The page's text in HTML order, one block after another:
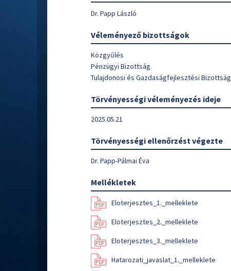
Dr. Papp László
Véleményező bizottságok
Közgyűlés
Pénzügyi Bizottság
Tulajdonosi és Gazdaságfejlesztési Bizottság
Törvényességi véleményezés ideje
2025.05.21
Törvényességi ellenőrzést végezte
Dr. Papp-Pálmai Éva
Mellékletek
Eloterjesztes_1._melleklete
Eloterjesztes_2._melleklete
Eloterjesztes_3._melleklete
Hatarozati_javaslat_1._melleklete